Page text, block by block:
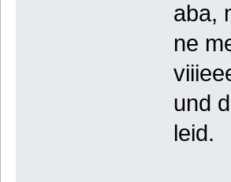
aba,
ne
und
leid.